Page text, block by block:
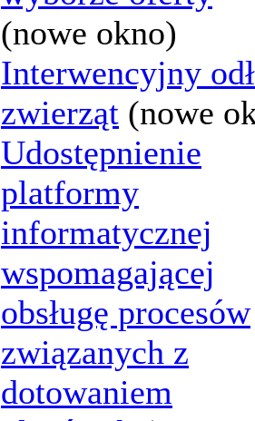
(nowe okno)
Interwencyjny
zwierząt (nowe
Udostępnienie
platformy
informatycznej
wspomagającej
obsługę procesów
związanych z
dotowaniem